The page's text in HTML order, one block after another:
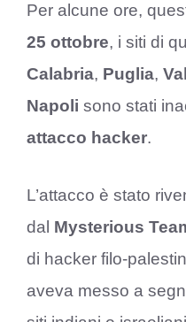
Per alcune ore,
25 ottobre, i siti di
Calabria, Puglia,
Napoli sono stati
attacco hacker.
L’attacco è stato
dal Mysterious
di hacker filo-
aveva messo a